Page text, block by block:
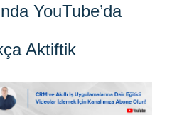
YouTube’da
Aktiftik